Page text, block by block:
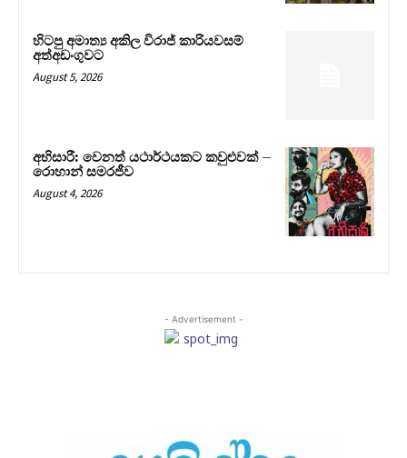
හිටපු අමාත්‍ය අකිල විරාජ් කාරියවසම්
අත්අඩංගුවට
August 5, 2026
අභිසාරී: වෙනත් යථාර්ථයකට කවුළුවක් –
රොහාන් සමරජීව
August 4, 2026
- Advertisement -